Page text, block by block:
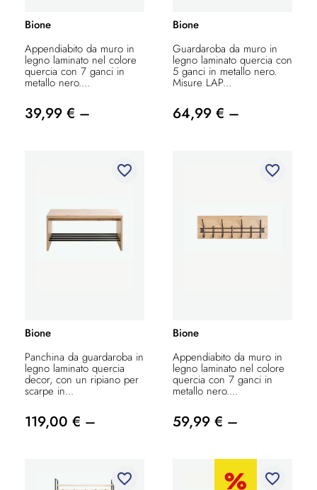
Bione
Appendiabito da muro in
legno laminato nel colore
quercia con 7 ganci in
metallo nero....
39,99 € –
Bione
Guardaroba da muro in
legno laminato quercia con
5 ganci in metallo nero.
Misure LAP...
64,99 € –
favorite_border
Bione
Panchina da guardaroba in
legno laminato quercia
decor, con un ripiano per
scarpe in...
119,00 € –
favorite_border
Bione
Appendiabito da muro in
legno laminato nel colore
quercia con 7 ganci in
metallo nero....
59,99 € –
favorite_border favorite_border